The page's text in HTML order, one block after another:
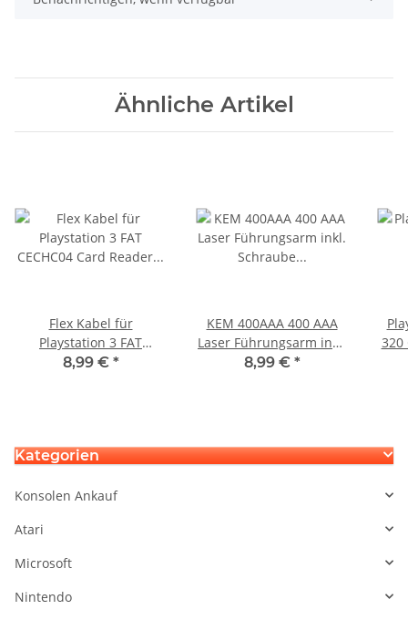
Ähnliche Artikel
Flex Kabel für
Playstation 3 FAT
CECHC04 Card Reader
8,99 € *
KEM 400AAA 400 AAA
Laser Führungsarm inkl.
Schraube für PS3
8,99 € *
320
Kategorien
Konsolen Ankauf
Atari
Microsoft
Nintendo